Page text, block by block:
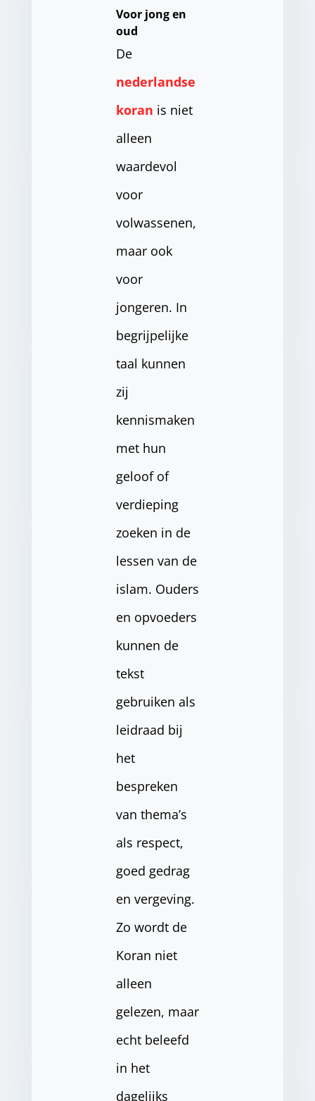
Voor jong en
oud
De
nederlandse
koran is niet
alleen
waardevol
voor
volwassenen,
maar ook
voor
jongeren. In
begrijpelijke
taal kunnen
zij
kennismaken
met hun
geloof of
verdieping
zoeken in de
lessen van de
islam. Ouders
en opvoeders
kunnen de
tekst
gebruiken als
leidraad bij
het
bespreken
van thema’s
als respect,
goed gedrag
en vergeving.
Zo wordt de
Koran niet
alleen
gelezen, maar
echt beleefd
in het
dagelijks